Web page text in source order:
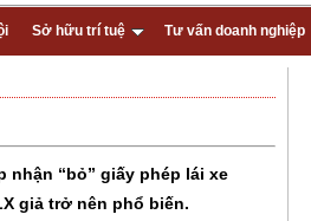
Sở hữu trí tuệ Tư vấn doanh nghiệp
“bỏ” giấy phép lái xe
giả trở nên phổ biến.